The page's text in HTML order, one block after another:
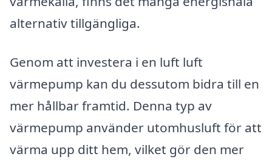
alternativ tillgängliga.
Genom att investera i en luft luft
värmepump kan du dessutom bidra till en
mer hållbar framtid. Denna typ av
värmepump använder utomhusluft för att
värma upp ditt hem, vilket gör den mer